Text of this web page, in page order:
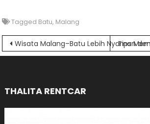
Tagged Batu, Malang
Navigasi
Wisata Malang–Batu Lebih Nyaman
Tips
THALITA RENTCAR